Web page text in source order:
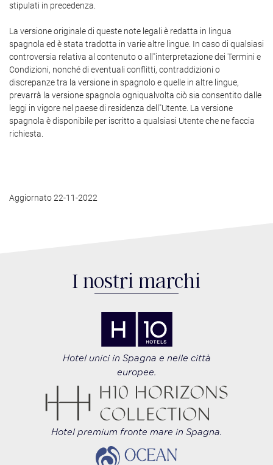
stipulati in precedenza.
La versione originale di queste note legali è redatta in lingua
spagnola ed è stata tradotta in varie altre lingue. In caso di qualsiasi
controversia relativa al contenuto o all"interpretazione dei Termini e
Condizioni, nonché di eventuali conflitti, contraddizioni o
discrepanze tra la versione in spagnolo e quelle in altre lingue,
prevarrà la versione spagnola ogniqualvolta ciò sia consentito dalle
leggi in vigore nel paese di residenza dell"Utente. La versione
spagnola è disponibile per iscritto a qualsiasi Utente che ne faccia
richiesta.
Aggiornato 22-11-2022
I nostri marchi
Hotel unici in Spagna e nelle città
europee.
Hotel premium fronte mare in Spagna.